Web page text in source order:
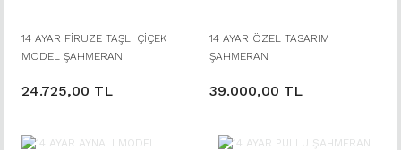
14 AYAR FİRUZE TAŞLI ÇİÇEK
MODEL ŞAHMERAN
24.725,00 TL
14 AYAR ÖZEL TASARIM
ŞAHMERAN
39.000,00 TL